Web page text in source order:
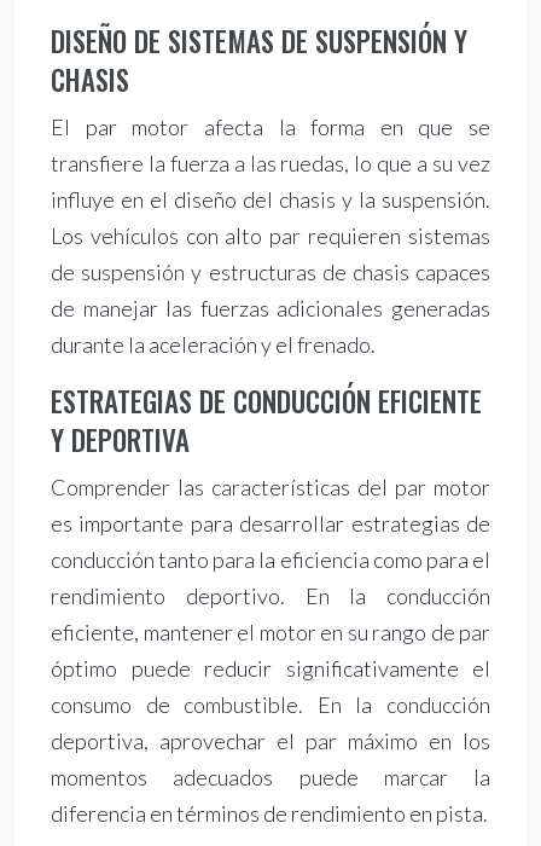
DISEÑO DE SISTEMAS DE SUSPENSIÓN Y
CHASIS
El par motor afecta la forma en que se
transfiere la fuerza a las ruedas, lo que a su vez
influye en el diseño del chasis y la suspensión.
Los vehículos con alto par requieren sistemas
de suspensión y estructuras de chasis capaces
de manejar las fuerzas adicionales generadas
durante la aceleración y el frenado.
ESTRATEGIAS DE CONDUCCIÓN EFICIENTE
Y DEPORTIVA
Comprender las características del par motor
es importante para desarrollar estrategias de
conducción tanto para la eficiencia como para el
rendimiento deportivo. En la conducción
eficiente, mantener el motor en su rango de par
óptimo puede reducir significativamente el
consumo de combustible. En la conducción
deportiva, aprovechar el par máximo en los
momentos adecuados puede marcar la
diferencia en términos de rendimiento en pista.